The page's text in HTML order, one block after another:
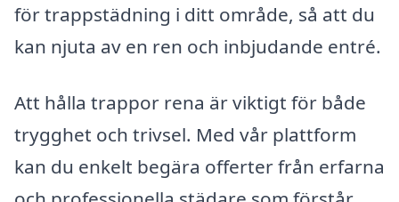
för trappstädning i ditt område, så att du
kan njuta av en ren och inbjudande entré.
Att hålla trappor rena är viktigt för både
trygghet och trivsel. Med vår plattform
kan du enkelt begära offerter från erfarna